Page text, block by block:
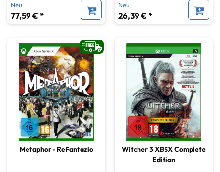
Neu
77,59 € *
Neu
26,39 € *
Metaphor - ReFantazio
Witcher 3 XBSX Complete
Edition